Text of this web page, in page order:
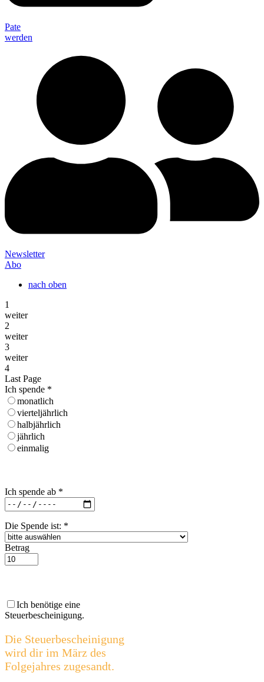
Pate
werden
Newsletter
Abo
nach oben
1
weiter
2
weiter
3
weiter
4
Last Page
Ich spende *
monatlich
vierteljährlich
halbjährlich
jährlich
einmalig
Ich spende ab *
Die Spende ist: *
Betrag
Ich benötige eine
Steuerbescheinigung.
Die Steuerbescheinigung
wird dir im März des
Folgejahres zugesandt.